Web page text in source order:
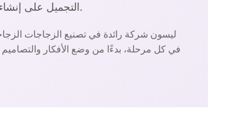
التجميل على إنشاء عبوات زجاجية فاخرة لمستحضرات التجميل مع حد أدنى مرن للطلبات وسرعة في التنفيذ.
ليسون شركة رائدة في تصنيع الزجاجات
في كل مرحلة، بدءًا من وضع الأفكار والتصاميم